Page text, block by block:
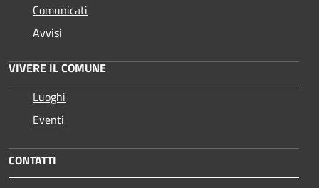
Comunicati
Avvisi
VIVERE IL COMUNE
Luoghi
Eventi
CONTATTI